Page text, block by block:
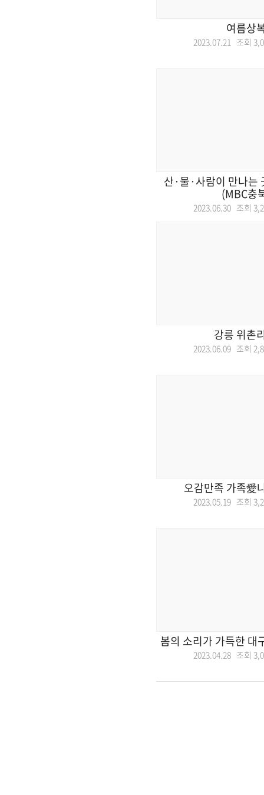
여름상
2023.07.21 조회
산·물·사람이 만나는
(MBC충
2023.06.30 조회
강릉 위촌
2023.06.09 조회
오감만족 가족愛
2023.05.19 조회
봄의 소리가 가득한 대
2023.04.28 조회